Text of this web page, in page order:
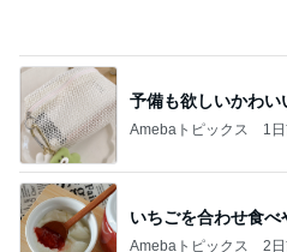
いちごを合わせ食べ
Amebaトピックス 2